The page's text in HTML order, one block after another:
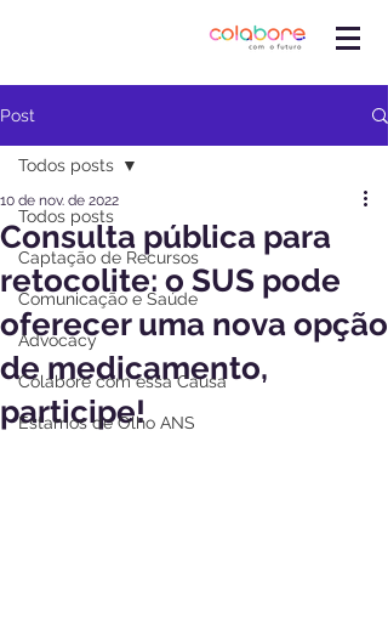
Post
Todos posts
Captação de Recursos
Comunicação e Saúde
Advocacy
Colabore com essa Causa
Estamos de Olho ANS
Todos posts
Consulta pública para
retocolite: o SUS pode
oferecer uma nova opção
de medicamento,
participe!
10 de nov. de 2022